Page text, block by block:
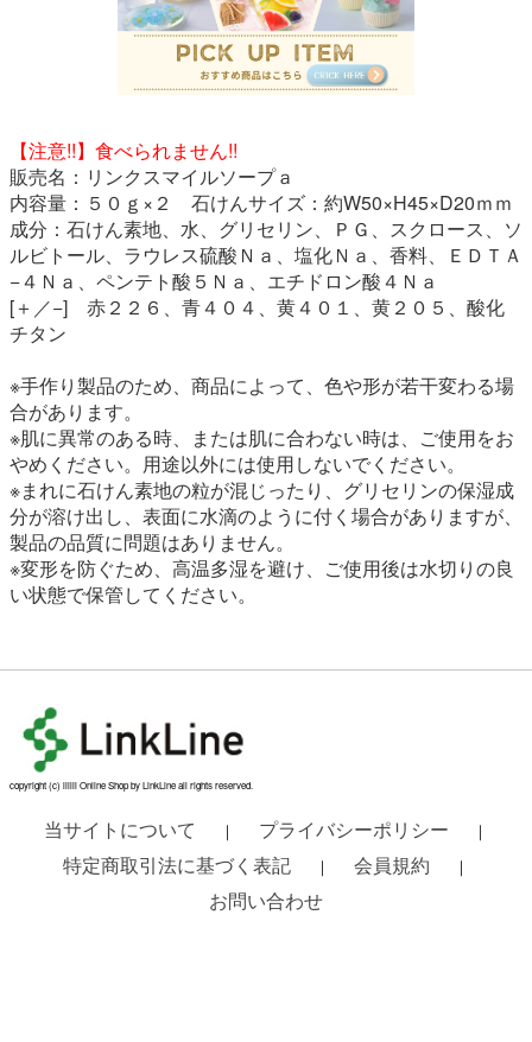
【注意!!】食べられません!!
販売名：リンクスマイルソープａ
内容量：５０ｇ×２ 石けんサイズ：約W50×H45×D20ｍｍ
成分：石けん素地、水、グリセリン、ＰＧ、スクロース、ソ
ルビトール、ラウレス硫酸Ｎａ、塩化Ｎａ、香料、ＥＤＴＡ
−４Ｎａ、ペンテト酸５Ｎａ、エチドロン酸４Ｎａ
[＋／−] 赤２２６、青４０４、黄４０１、黄２０５、酸化
チタン
※手作り製品のため、商品によって、色や形が若干変わる場
合があります。
※肌に異常のある時、または肌に合わない時は、ご使用をお
やめください。用途以外には使用しないでください。
※まれに石けん素地の粒が混じったり、グリセリンの保湿成
分が溶け出し、表面に水滴のように付く場合がありますが、
製品の品質に問題はありません。
※変形を防ぐため、高温多湿を避け、ご使用後は水切りの良
い状態で保管してください。
copyright (c) liilii Online Shop by LinkLine all rights reserved.
当サイトについて ｜ プライバシーポリシー ｜
特定商取引法に基づく表記 ｜ 会員規約 ｜
お問い合わせ